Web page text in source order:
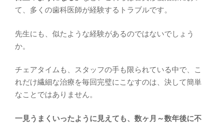
て、多くの歯科医師が経験するトラブルです。
先生にも、似たような経験があるのではないでしょう
か。
チェアタイムも、スタッフの手も限られている中で、こ
れだけ繊細な治療を毎回完璧にこなすのは、決して簡単
なことではありません。
一見うまくいったように見えても、数ヶ月～数年後に不